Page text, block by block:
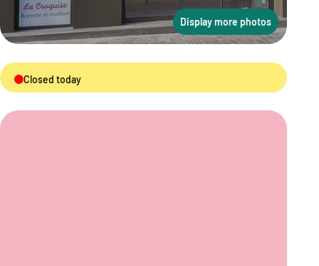
Display more photos
Closed today